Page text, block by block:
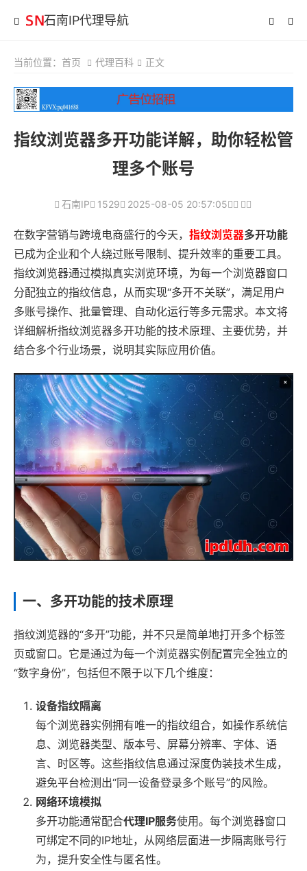
石南IP代理导航
当前位置： 首页 代理百科 正文
指纹浏览器多开功能详解，助你轻松管
理多个账号
石南IP 1529 2025-08-05 20:57:05
在数字营销与跨境电商盛行的今天， 指纹浏览器多开功能
已成为企业和个人绕过账号限制、提升效率的重要工具。
指纹浏览器通过模拟真实浏览环境，为每一个浏览器窗口
分配独立的指纹信息，从而实现“多开不关联”，满足用户
多账号操作、批量管理、自动化运行等多元需求。本文将
详细解析指纹浏览器多开功能的技术原理、主要优势，并
结合多个行业场景，说明其实际应用价值。
一、多开功能的技术原理
指纹浏览器的“多开”功能，并不只是简单地打开多个标签
页或窗口。它是通过为每一个浏览器实例配置完全独立的
“数字身份”，包括但不限于以下几个维度：
设备指纹隔离
每个浏览器实例拥有唯一的指纹组合，如操作系统信
息、浏览器类型、版本号、屏幕分辨率、字体、语
言、时区等。这些指纹信息通过深度伪装技术生成，
避免平台检测出“同一设备登录多个账号”的风险。
网络环境模拟
多开功能通常配合代理IP服务使用。每个浏览器窗口
可绑定不同的IP地址，从网络层面进一步隔离账号行
为，提升安全性与匿名性。